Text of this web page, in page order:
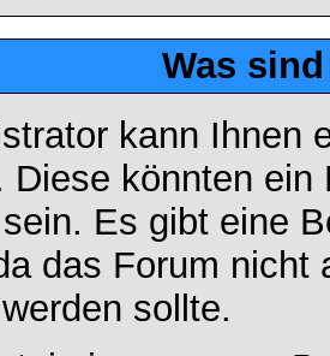
Was
kann Ihnen
Diese könnten
Es gibt eine
das Forum nicht
sollte.